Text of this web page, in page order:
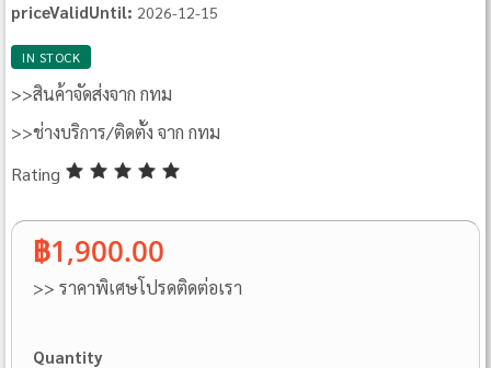
priceValidUntil: 2026-12-15
IN STOCK
>>สินค้าจัดส่งจาก กทม
>>ช่างบริการ/ติดตั้ง จาก กทม
Rating
฿1,900.00
>> ราคาพิเศษโปรดติดต่อเรา
Quantity